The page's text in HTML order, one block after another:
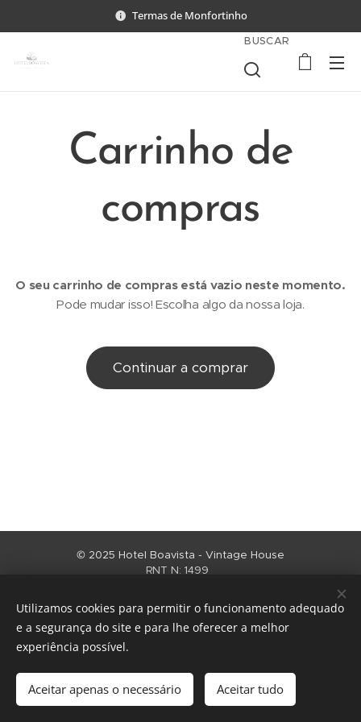
Termas de Monfortinho
BUSCAR
Carrinho de
compras
O seu carrinho de compras está vazio neste momento.
Pode mudar isso! Escolha algo da nossa loja.
Continuar a comprar
© 2025 Hotel Boavista - Vintage House
RNT N: 1499
Politica de Privacidade e de dados pessoais
www.livroreclamacoes.pt
Regulamento Alojamento
Idiomas
Português
English Español
Utilizamos cookies para permitir o funcionamento adequado
e a segurança do site e para lhe oferecer a melhor
experiência possível.
Aceitar apenas o necessário Aceitar tudo